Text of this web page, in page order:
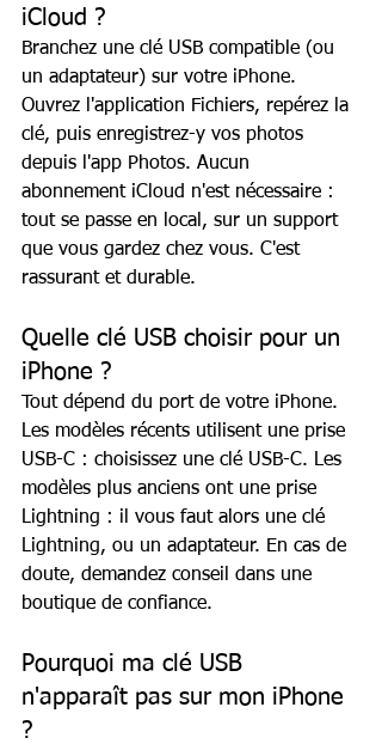
iCloud ?
Branchez une clé USB compatible (ou
un adaptateur) sur votre iPhone.
Ouvrez l'application Fichiers, repérez la
clé, puis enregistrez-y vos photos
depuis l'app Photos. Aucun
abonnement iCloud n'est nécessaire :
tout se passe en local, sur un support
que vous gardez chez vous. C'est
rassurant et durable.
Quelle clé USB choisir pour un
iPhone ?
Tout dépend du port de votre iPhone.
Les modèles récents utilisent une prise
USB-C : choisissez une clé USB-C. Les
modèles plus anciens ont une prise
Lightning : il vous faut alors une clé
Lightning, ou un adaptateur. En cas de
doute, demandez conseil dans une
boutique de confiance.
Pourquoi ma clé USB
n'apparaît pas sur mon iPhone
?